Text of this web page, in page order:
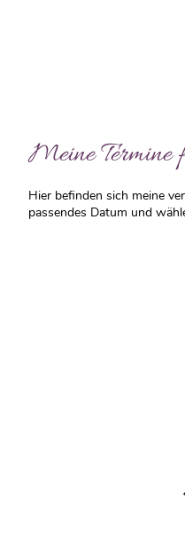
Meine
Hier befinden sich meine
passendes Datum und